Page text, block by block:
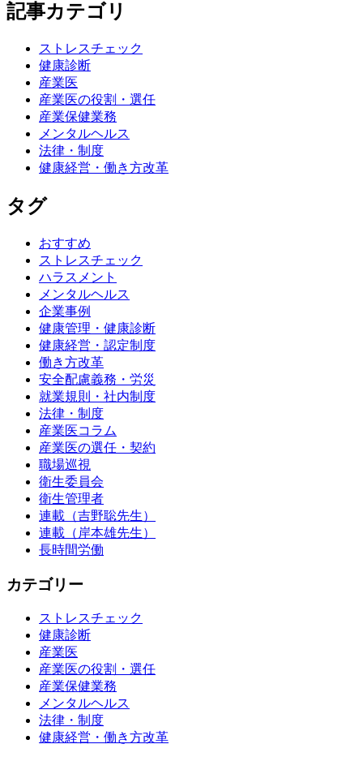
記事カテゴリ
ストレスチェック
健康診断
産業医
産業医の役割・選任
産業保健業務
メンタルヘルス
法律・制度
健康経営・働き方改革
タグ
おすすめ
ストレスチェック
ハラスメント
メンタルヘルス
企業事例
健康管理・健康診断
健康経営・認定制度
働き方改革
安全配慮義務・労災
就業規則・社内制度
法律・制度
産業医コラム
産業医の選任・契約
職場巡視
衛生委員会
衛生管理者
連載（吉野聡先生）
連載（岸本雄先生）
長時間労働
カテゴリー
ストレスチェック
健康診断
産業医
産業医の役割・選任
産業保健業務
メンタルヘルス
法律・制度
健康経営・働き方改革